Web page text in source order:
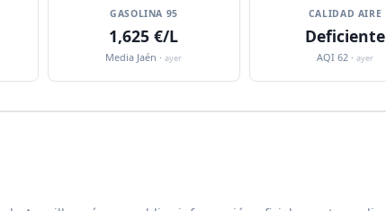
GASOLINA 95
1,625 €/L
Media Jaén ·ayer
CALIDAD AIRE
Deficiente
AQI 62 ·ayer